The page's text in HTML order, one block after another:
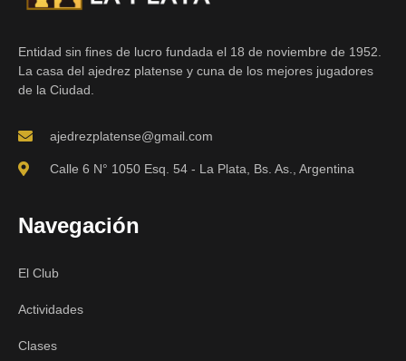
Entidad sin fines de lucro fundada el 18 de noviembre de 1952.
La casa del ajedrez platense y cuna de los mejores jugadores
de la Ciudad.
ajedrezplatense@gmail.com
Calle 6 N° 1050 Esq. 54 - La Plata, Bs. As., Argentina
Navegación
El Club
Actividades
Clases